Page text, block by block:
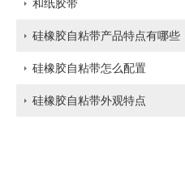
和纸胶带
硅橡胶自粘带产品特点有哪些
硅橡胶自粘带怎么配置
硅橡胶自粘带外观特点